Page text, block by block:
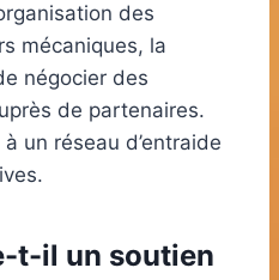
des
mécaniques, la
négocier des
de partenaires.
un réseau d’entraide
t-il un soutien